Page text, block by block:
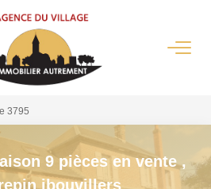
NOUS?
L'agence
Notre Équipe
Rejoindre
3795
9 pièces en vente,
ibouvillers